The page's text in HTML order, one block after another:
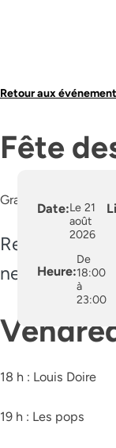
Date:Le 21
août
2026
Heure:
De
18:00
à
23:00
Retour aux
Fête
Gratuit | Sans
Rejoignez-
ne serez pas
18 h : Louis Doire
19 h : Les pops